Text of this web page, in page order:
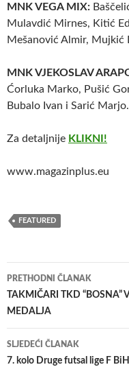
MNK VEGA MIX:
Mulavdić Mirnes, Kitić
Mešanović Almir, Mujkić
MNK VJEKOSLAV
Ćorluka Marko, Pušić
Bubalo Ivan i Sarić Marjo.
Za detaljnije KLIKNI!
www.magazinplus.eu
FEATURED
Navigacija
članaka
PRETHODNI ČLANAK
TAKMIČARI TKD “BOSNA”
MEDALJA
SLJEDEĆI ČLANAK
7. kolo Druge futsal lige F